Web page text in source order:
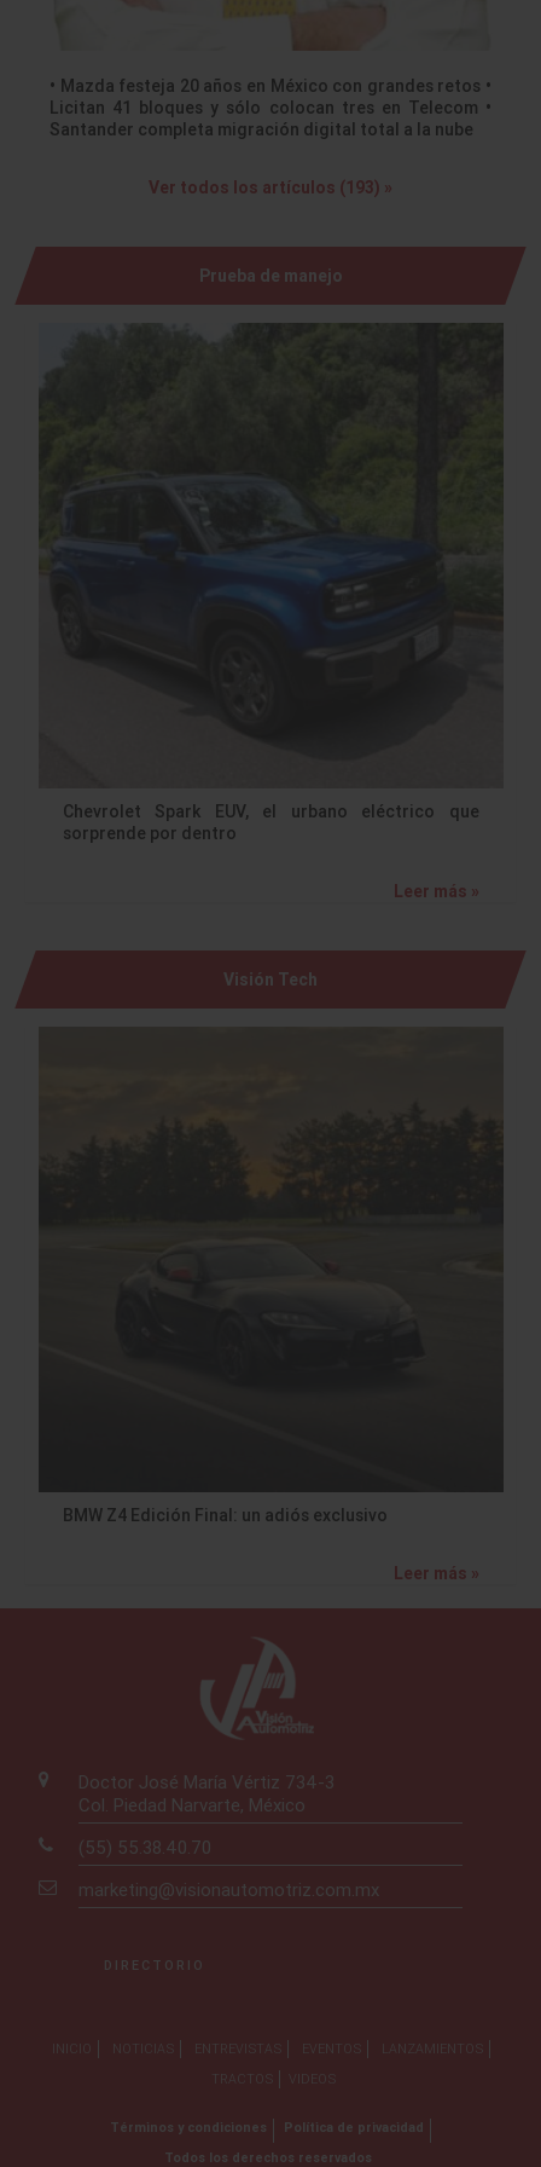
• Mazda festeja 20 años en México con grandes retos •
Licitan 41 bloques y sólo colocan tres en Telecom •
Santander completa migración digital total a la nube
Ver todos los artículos (193) »
Prueba de manejo
Chevrolet Spark EUV, el urbano eléctrico que
sorprende por dentro
Leer más »
Visión Tech
BMW Z4 Edición Final: un adiós exclusivo
Leer más »
Doctor José María Vértiz 734-3
Col. Piedad Narvarte, México
(55) 55.38.40.70
marketing@visionautomotriz.com.mx
DIRECTORIO
INICIO NOTICIAS ENTREVISTAS EVENTOS
LANZAMIENTOS
TRACTOS
VIDEOS
Términos y condiciones
Política de privacidad
Todos los derechos reservados